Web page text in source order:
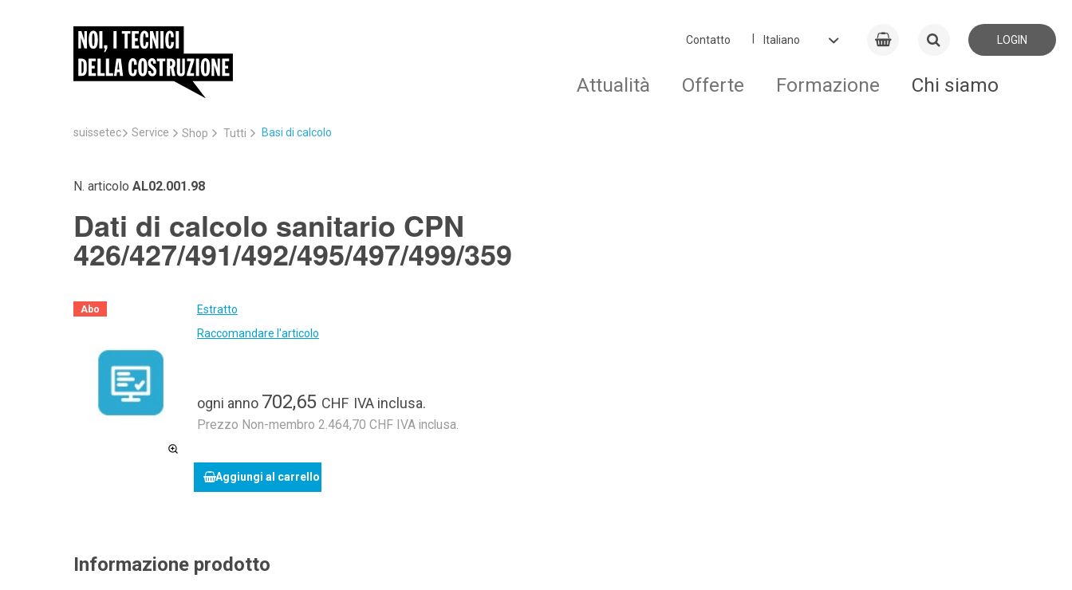
Contatto LOGIN
Attualità Offerte Formazione Chi siamo
suissetec Service Shop Tutti Basi di calcolo
N. articolo AL02.001.98
Dati di calcolo sanitario CPN
426/427/491/492/495/497/499/359
Abo
Estratto
Raccomandare l'articolo
ogni anno 702,65 CHF IVA inclusa.
Prezzo Non-membro 2.464,70 CHF IVA inclusa.
Aggiungi al carrello
Informazione prodotto